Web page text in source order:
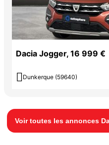
Dacia Jogger, 16 999 €
 Dunkerque (59640)
Voir toutes les annonces